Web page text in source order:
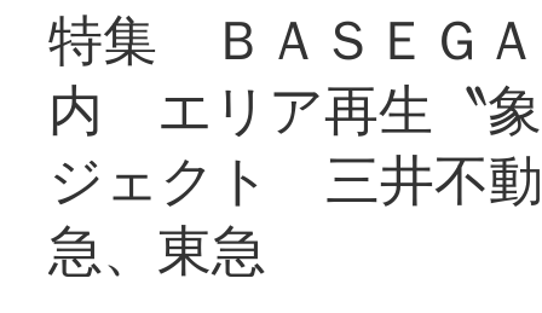
特集 ＢＡＳＥＧ
内 エリア再生〝
ジェクト 三井不
急、東急